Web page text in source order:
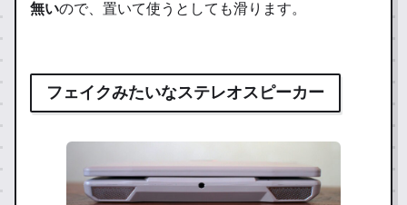
無いので、置いて使うとしても滑ります。
フェイクみたいなステレオスピーカー